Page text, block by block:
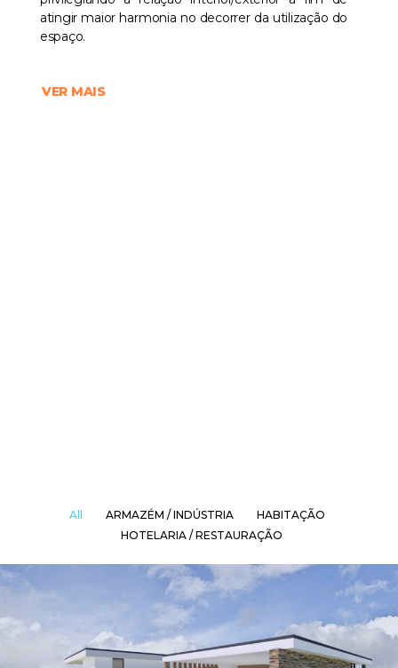
atingir maior harmonia no decorrer da utilização do
espaço.
VER MAIS
All ARMAZÉM / INDÚSTRIA
HABITAÇÃO
HOTELARIA / RESTAURAÇÃO